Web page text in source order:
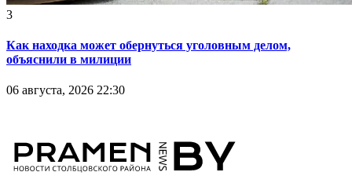
3
Как находка может обернуться уголовным делом,
объяснили в милиции
06 августа, 2026 22:30